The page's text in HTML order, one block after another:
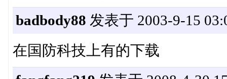
badbody88 发表于 2003-9-15
在国防科技上有的下载